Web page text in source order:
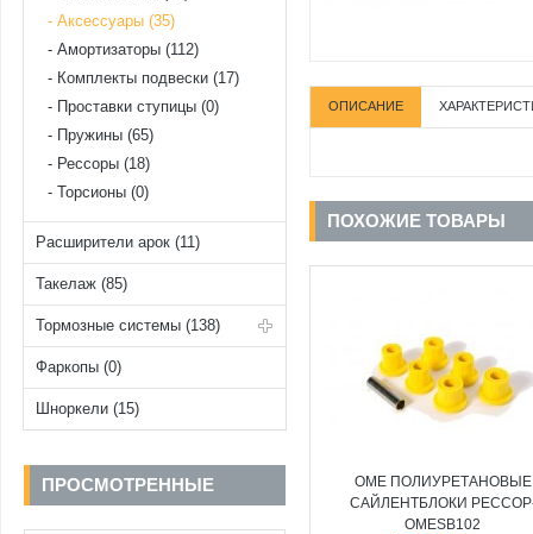
Аксессуары (35)
Амортизаторы (112)
Комплекты подвески (17)
Проставки ступицы (0)
Пружины (65)
Рессоры (18)
Торсионы (0)
Расширители арок (11)
Такелаж (85)
Тормозные системы (138)
Фаркопы (0)
Шноркели (15)
ПРОСМОТРЕННЫЕ
ОПИСАНИЕ
ПОХОЖИЕ ТОВАРЫ
OME ПОЛИУРЕТАНОВЫЕ
САЙЛЕНТБЛОКИ
OMESB102